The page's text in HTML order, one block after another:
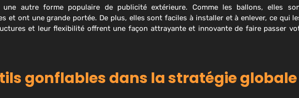
autre forme populaire de publicité extérieure. Comme les ballons, elles
et ont une grande portée. De plus, elles sont faciles à installer et à enlever, ce qui
et leur flexibilité offrent une façon attrayante et innovante de faire passer
gonflables dans la stratégie globale